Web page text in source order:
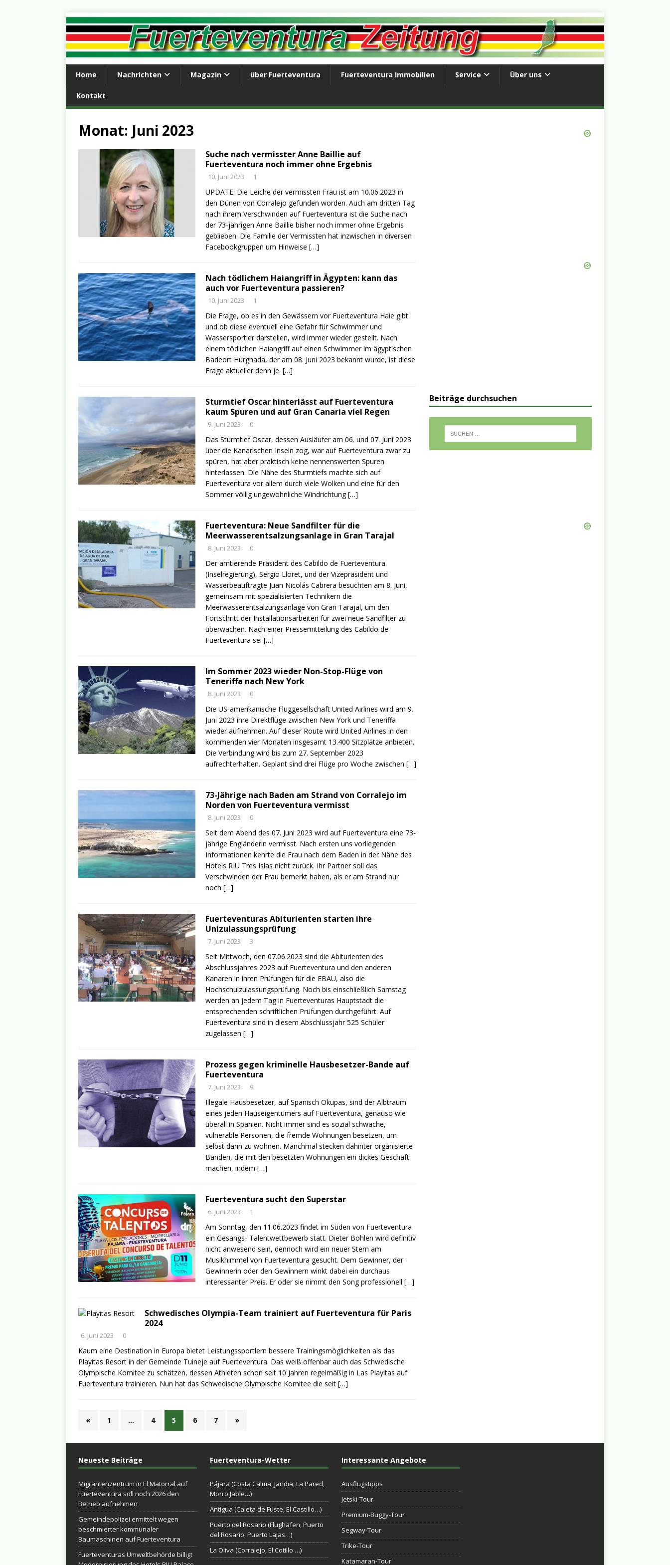
Home Nachrichten Magazin über Fuerteventura Fuerteventura Immobilien Service Über uns
Kontakt
Monat: Juni 2023
Suche nach vermisster Anne Baillie auf
Fuerteventura noch immer ohne Ergebnis
10. Juni 2023 1
UPDATE: Die Leiche der vermissten Frau ist am 10.06.2023 in
den Dünen von Corralejo gefunden worden. Auch am dritten Tag
nach ihrem Verschwinden auf Fuerteventura ist die Suche nach
der 73-jährigen Anne Baillie bisher noch immer ohne Ergebnis
geblieben. Die Familie der Vermissten hat inzwischen in diversen
Facebookgruppen um Hinweise […]
Nach tödlichem Haiangriff in Ägypten: kann das
auch vor Fuerteventura passieren?
10. Juni 2023 1
Die Frage, ob es in den Gewässern vor Fuerteventura Haie gibt
und ob diese eventuell eine Gefahr für Schwimmer und
Wassersportler darstellen, wird immer wieder gestellt. Nach
einem tödlichen Haiangriff auf einen Schwimmer im ägyptischen
Badeort Hurghada, der am 08. Juni 2023 bekannt wurde, ist diese
Frage aktueller denn je. […]
Sturmtief Oscar hinterlässt auf Fuerteventura
kaum Spuren und auf Gran Canaria viel Regen
9. Juni 2023 0
Das Sturmtief Oscar, dessen Ausläufer am 06. und 07. Juni 2023
über die Kanarischen Inseln zog, war auf Fuerteventura zwar zu
spüren, hat aber praktisch keine nennenswerten Spuren
hinterlassen. Die Nähe des Sturmtiefs machte sich auf
Fuerteventura vor allem durch viele Wolken und eine für den
Sommer völlig ungewöhnliche Windrichtung[…]
Fuerteventura: Neue Sandfilter für die
Meerwasserentsalzungsanlage in Gran Tarajal
8. Juni 2023 0
Der amtierende Präsident des Cabildo de Fuerteventura
(Inselregierung), Sergio Lloret, und der Vizepräsident und
Wasserbeauftragte Juan Nicolás Cabrera besuchten am 8. Juni,
gemeinsam mit spezialisierten Technikern die
Meerwasserentsalzungsanlage von Gran Tarajal, um den
Fortschritt der Installationsarbeiten für zwei neue Sandfilter zu
überwachen. Nach einer Pressemitteilung des Cabildo de
Fuerteventura sei […]
Im Sommer 2023 wieder Non-Stop-Flüge von
Teneriffa nach New York
8. Juni 2023 0
Die US-amerikanische Fluggesellschaft United Airlines wird am 9.
Juni 2023 ihre Direktflüge zwischen New York und Teneriffa
wieder aufnehmen. Auf dieser Route wird United Airlines in den
kommenden vier Monaten insgesamt 13.400 Sitzplätze anbieten.
Die Verbindung wird bis zum 27. September 2023
aufrechterhalten. Geplant sind drei Flüge pro Woche zwischen […]
73-Jährige nach Baden am Strand von Corralejo im
Norden von Fuerteventura vermisst
8. Juni 2023 0
Seit dem Abend des 07. Juni 2023 wird auf Fuerteventura eine 73-
jährige Engländerin vermisst. Nach ersten uns vorliegenden
Informationen kehrte die Frau nach dem Baden in der Nähe des
Hotels RIU Tres Islas nicht zurück. Ihr Partner soll das
Verschwinden der Frau bemerkt haben, als er am Strand nur
noch […]
Fuerteventuras Abiturienten starten ihre
Unizulassungsprüfung
7. Juni 2023 3
Seit Mittwoch, den 07.06.2023 sind die Abiturienten des
Abschlussjahres 2023 auf Fuerteventura und den anderen
Kanaren in ihren Prüfungen für die EBAU, also die
Hochschulzulassungsprüfung. Noch bis einschließlich Samstag
werden an jedem Tag in Fuerteventuras Hauptstadt die
entsprechenden schriftlichen Prüfungen durchgeführt. Auf
Fuerteventura sind in diesem Abschlussjahr 525 Schüler
zugelassen […]
Prozess gegen kriminelle Hausbesetzer-Bande auf
Fuerteventura
7. Juni 2023 9
Illegale Hausbesetzer, auf Spanisch Okupas, sind der Albtraum
eines jeden Hauseigentümers auf Fuerteventura, genauso wie
überall in Spanien. Nicht immer sind es sozial schwache,
vulnerable Personen, die fremde Wohnungen besetzen, um
selbst darin zu wohnen. Manchmal stecken dahinter organisierte
Banden, die mit den besetzten Wohnungen ein dickes Geschäft
machen, indem […]
Fuerteventura sucht den Superstar
6. Juni 2023 1
Am Sonntag, den 11.06.2023 findet im Süden von Fuerteventura
ein Gesangs- Talentwettbewerb statt. Dieter Bohlen wird definitiv
nicht anwesend sein, dennoch wird ein neuer Stern am
Musikhimmel von Fuerteventura gesucht. Dem Gewinner, der
Gewinnerin oder den Gewinnern winkt dabei ein durchaus
interessanter Preis. Er oder sie nimmt den Song professionell […]
Schwedisches Olympia-Team trainiert auf Fuerteventura für Paris
2024
6. Juni 2023 0
Kaum eine Destination in Europa bietet Leistungssportlern bessere Trainingsmöglichkeiten als das
Playitas Resort in der Gemeinde Tuineje auf Fuerteventura. Das weiß offenbar auch das Schwedische
Olympische Komitee zu schätzen, dessen Athleten schon seit 10 Jahren regelmäßig in Las Playitas auf
Fuerteventura trainieren. Nun hat das Schwedische Olympische Komitee die seit […]
« 1 … 4 5 6 7 »
Beiträge durchsuchen
Neueste Beiträge
Migrantenzentrum in El Matorral auf
Fuerteventura soll noch 2026 den
Betrieb aufnehmen
Gemeindepolizei ermittelt wegen
beschmierter kommunaler
Baumaschinen auf Fuerteventura
Fuerteventuras Umweltbehörde billigt
Fuerteventura-Wetter
Pájara (Costa Calma, Jandia, La Pared,
Morro Jable…)
Antigua (Caleta de Fuste, El Castillo…)
Puerto del Rosario (Flughafen, Puerto
del Rosario, Puerto Lajas…)
La Oliva (Corralejo, El Cotillo …)
Interessante Angebote
Ausflugstipps
Jetski-Tour
Premium-Buggy-Tour
Segway-Tour
Trike-Tour
Katamaran-Tour